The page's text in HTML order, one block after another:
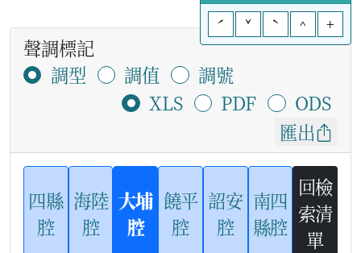
ˊ
ˇ ˋ ^ +
聲調標記
調型
調值
調號
XLS
PDF
ODS
匯出
四縣
腔
海陸
腔
大埔
腔
饒平
腔
詔安
腔
南四
縣腔
回檢
索清
單